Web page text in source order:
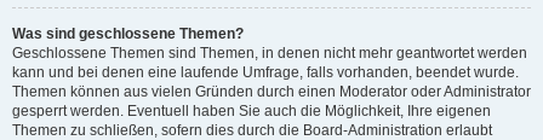
Was sind geschlossene Themen?
Geschlossene Themen sind Themen, in denen nicht mehr geantwortet werden
kann und bei denen eine laufende Umfrage, falls vorhanden, beendet wurde.
Themen können aus vielen Gründen durch einen Moderator oder Administrator
gesperrt werden. Eventuell haben Sie auch die Möglichkeit, Ihre eigenen
Themen zu schließen, sofern dies durch die Board-Administration erlaubt